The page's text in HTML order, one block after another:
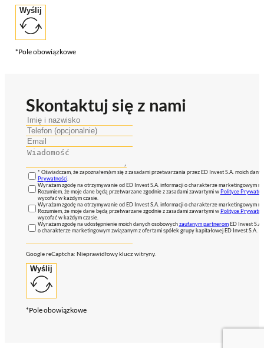
Wyślij
*Pole obowiązkowe
Skontaktuj się z nami
* Oświadczam, że zapoznałem/am się z zasadami przetwarzania przez ED Invest S.A. moich
Prywatności.
Wyrażam zgodę na otrzymywanie od ED Invest S.A. informacji o charakterze marketingowym
Rozumiem, że moje dane będą przetwarzane zgodnie z zasadami zawartymi wPolityce
wycofać w każdym czasie.
Wyrażam zgodę na otrzymywanie od ED Invest S.A. informacji o charakterze marketingowym
Rozumiem, że moje dane będą przetwarzane zgodnie z zasadami zawartymi wPolityce
wycofać w każdym czasie.
Wyrażam zgodę na udostępnienie moich danych osobowychzaufanym partneromED Invest
o charakterze marketingowym związanym z ofertami spółek grupy kapitałowej ED Invest S.A.
Google reCaptcha: Nieprawidłowy klucz witryny.
Wyślij
*Pole obowiązkowe